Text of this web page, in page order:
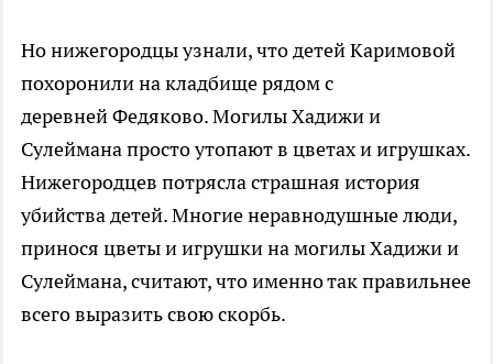
Но нижегородцы узнали, что детей Каримовой
похоронили на кладбище рядом с
деревней Федяково. Могилы Хадижи и
Сулеймана просто утопают в цветах и игрушках.
Нижегородцев потрясла страшная история
убийства детей. Многие неравнодушные люди,
принося цветы и игрушки на могилы Хадижи и
Сулеймана, считают, что именно так правильнее
всего выразить свою скорбь.